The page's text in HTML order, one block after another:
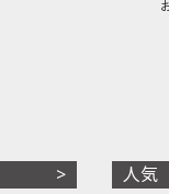
人気